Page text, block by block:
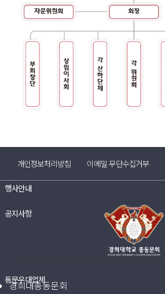
포토 갤러리
영상 갤러리
동문회보
행사안내
공지사항
동문우대업체
개인정보처리방침 이메일 무단수집거부
경희대총동문회